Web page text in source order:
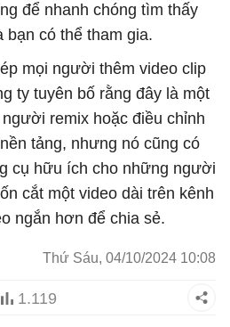
để nhanh chóng tìm thấy
có thể tham gia.
mọi người thêm video clip
ty tuyên bố rằng đây là một
remix hoặc điều chỉnh
tảng, nhưng nó cũng có
cụ hữu ích cho những người
cắt một video dài trên kênh
ngắn hơn để chia sẻ.
Thứ Sáu, 04/10/2024 10:08
1.119